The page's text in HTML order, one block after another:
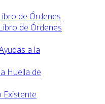
de Órdenes
de Órdenes
a la
Huella de
Existente